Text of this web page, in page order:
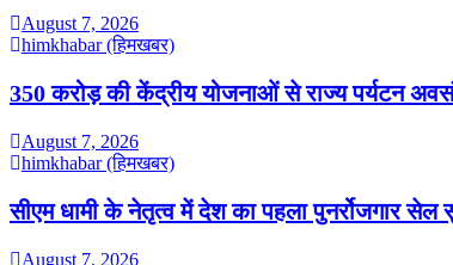
August 7, 2026
himkhabar (हिमखबर)
350 करोड़ की केंद्रीय योजनाओं से राज्य पर्यटन
August 7, 2026
himkhabar (हिमखबर)
सीएम धामी के नेतृत्व में देश का पहला पुनर्रोजगार सेल
August 7, 2026